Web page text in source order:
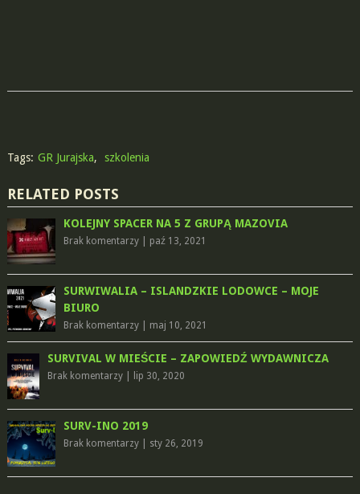
Tags: GR Jurajska, szkolenia
RELATED POSTS
KOLEJNY SPACER NA 5 Z GRUPĄ MAZOVIA
Brak komentarzy| paź 13, 2021
SURWIWALIA – ISLANDZKIE LODOWCE – MOJE
BIURO
Brak komentarzy| maj 10, 2021
SURVIVAL W MIEŚCIE – ZAPOWIEDŹ WYDAWNICZA
Brak komentarzy| lip 30, 2020
SURV-INO 2019
Brak komentarzy| sty 26, 2019